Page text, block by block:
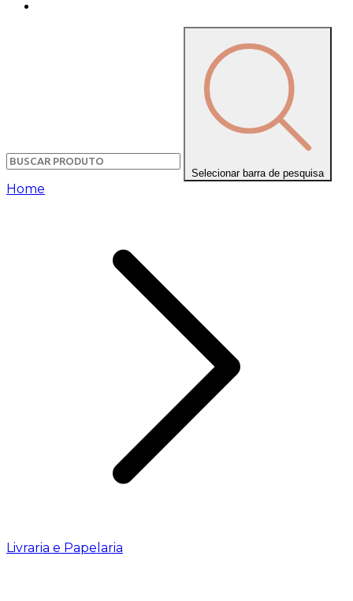
Selecionar barra de pesquisa
Home
Livraria e Papelaria